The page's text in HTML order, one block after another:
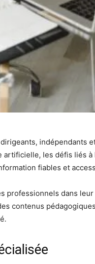
indépendants
artificielle, les défis liés
fiables et
professionnels dans
contenus